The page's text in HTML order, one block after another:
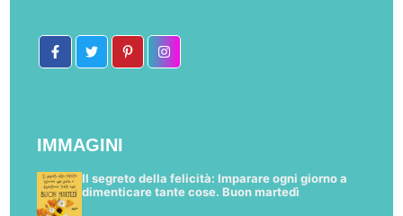
IMMAGINI
Il segreto della felicità: Imparare ogni giorno a
dimenticare tante cose. Buon martedì